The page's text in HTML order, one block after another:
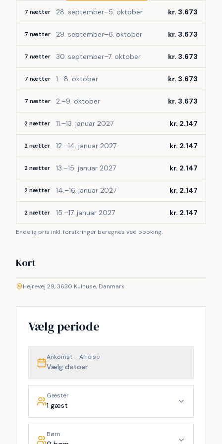
7 nætter 28. september–5. oktober kr. 3.673
7 nætter 29. september–6. oktober kr. 3.673
7 nætter 30. september–7. oktober kr. 3.673
7 nætter 1.–8. oktober kr. 3.673
7 nætter 2.–9. oktober kr. 3.673
2 nætter 11.–13. januar 2027 kr. 2.147
2 nætter 12.–14. januar 2027 kr. 2.147
2 nætter 13.–15. januar 2027 kr. 2.147
2 nætter 14.–16. januar 2027 kr. 2.147
2 nætter 15.–17. januar 2027 kr. 2.147
Endelig pris inkl. forsikringer beregnes ved booking.
Kort
+
−
Hejrevej 29, 3630 Kulhuse, Danmark
Vælg periode
Ankomst – Afrejse
Vælg datoer
Gæster
1 gæst
Børn